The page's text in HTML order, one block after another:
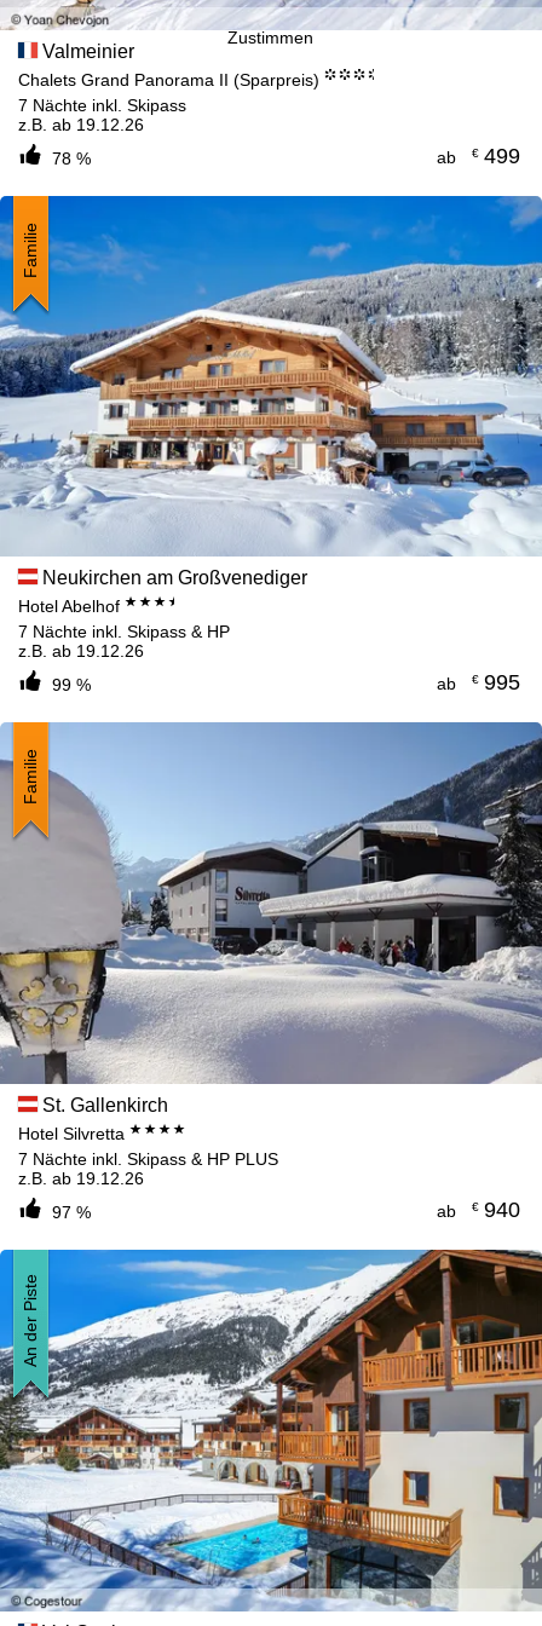
Zustimmen
Valmeinier
Chalets Grand Panorama II (Sparpreis) °°°.
7 Nächte inkl. Skipass
z.B. ab 19.12.26
78 %
ab €499
Neukirchen am Großvenediger
Hotel Abelhof ***+
7 Nächte inkl. Skipass & HP
z.B. ab 19.12.26
99 %
ab €995
Familie
St. Gallenkirch
Hotel Silvretta ****
7 Nächte inkl. Skipass & HP PLUS
z.B. ab 19.12.26
97 %
ab €940
Familie
An der Piste